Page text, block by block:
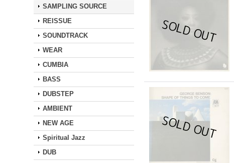
SAMPLING SOURCE
REISSUE
SOUNDTRACK
WEAR
CUMBIA
BASS
DUBSTEP
AMBIENT
NEW AGE
Spiritual Jazz
DUB